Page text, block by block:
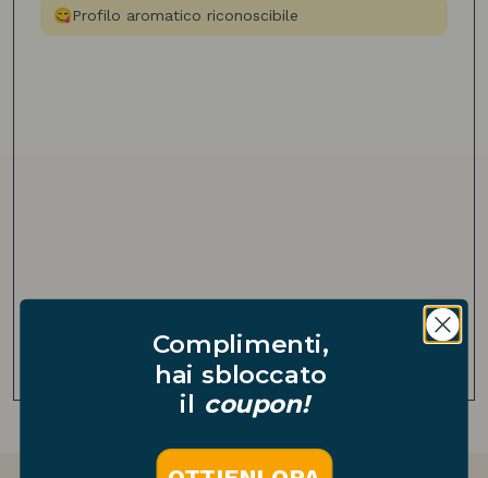
😋Profilo aromatico riconoscibile
Complimenti,
hai sbloccato
il coupon!